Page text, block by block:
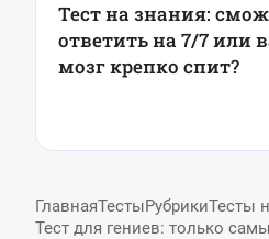
Тест на знания:
ответить на 7/7 или
мозг крепко спит?
ГлавнаяТестыРубрикиТесты
Тест для гениев: только